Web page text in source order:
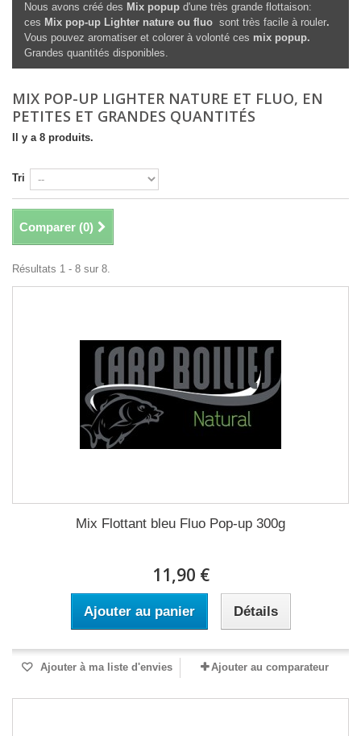
Nous avons créé des Mix popup d'une très grande flottaison:
ces Mix pop-up Lighter nature ou fluo sont très facile à rouler.
Vous pouvez aromatiser et colorer à volonté ces mix popup.
Grandes quantités disponibles.
MIX POP-UP LIGHTER NATURE ET FLUO, EN
PETITES ET GRANDES QUANTITÉS
Il y a 8 produits.
Tri
Comparer (0)
Résultats 1 - 8 sur 8.
Mix Flottant bleu Fluo Pop-up 300g
11,90 €
Ajouter au panier Détails
Ajouter à ma liste d'envies Ajouter au comparateur